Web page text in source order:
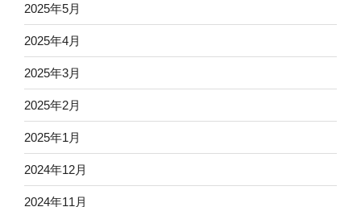
2025年5月
2025年4月
2025年3月
2025年2月
2025年1月
2024年12月
2024年11月